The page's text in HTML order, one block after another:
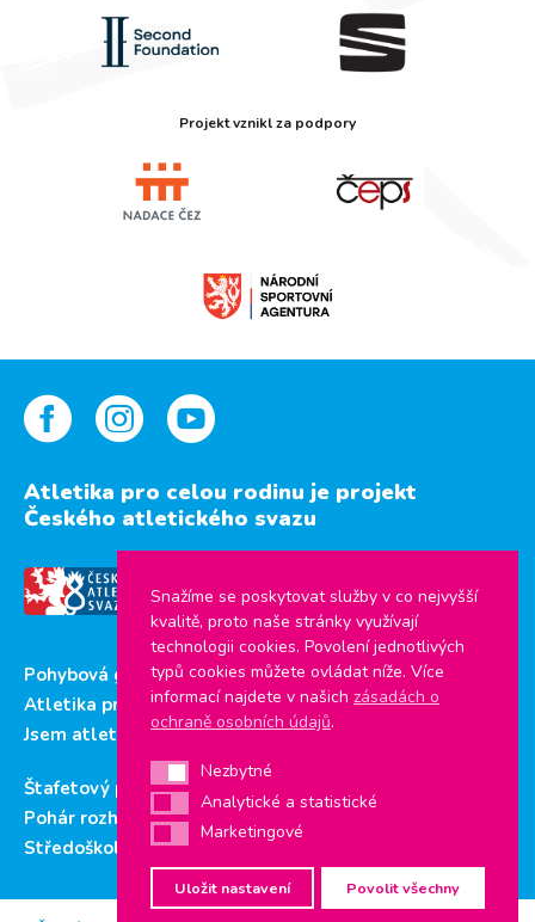
Projekt vznikl za podpory
Atletika pro celou rodinu je projekt
Českého atletického svazu
Pohybová gramotnost
Atletika pro děti
Jsem atlet
Štafetový pohár
Pohár rozhlasu
Středoškolský pohár
Snažíme se poskytovat služby v co nejvyšší
kvalitě, proto naše stránky využívají
technologii cookies. Povolení jednotlivých
typů cookies můžete ovládat níže. Více
informací najdete v našich zásadách o
ochraně osobních údajů.
NezbytnéNezbytné
Analytické a statistické
Analytické a statistické
MarketingovéMarketingové
Uložit nastavení Povolit všechny